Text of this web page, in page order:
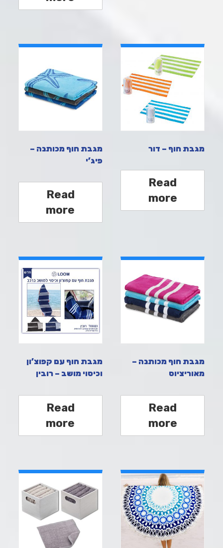
מגבת חוף – דור
Read
more
מגבת חוף מכותנה –
פיג’י
Read
more
מגבת חוף מכותנה –
מאוריציוס
Read
more
מגבת חוף עם קפוצ’ון
וכיסוי מושב – רובין
Read
more